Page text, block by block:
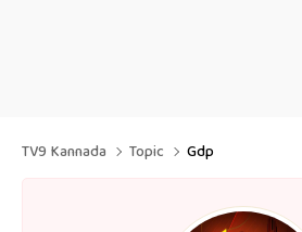
TV9 Kannada Topic Gdp